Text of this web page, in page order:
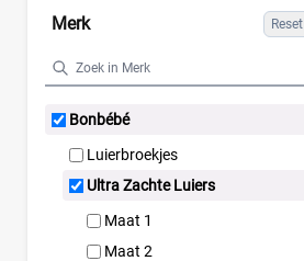
Merk Reset
Bonbébé
Luierbroekjes
Ultra Zachte Luiers
Maat 1
Maat 2